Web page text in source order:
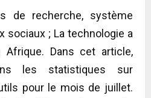
de recherche, système
sociaux ; La technologie a
Dans cet article,
les statistiques sur
pour le mois de juillet.